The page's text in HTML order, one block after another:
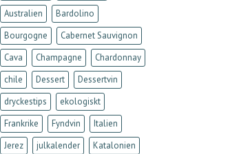
Australien
Bardolino
Bourgogne
Cabernet Sauvignon
Cava
Champagne
Chardonnay
chile
Dessert
Dessertvin
dryckestips
ekologiskt
Frankrike
Fyndvin
Italien
Jerez
julkalender
Katalonien